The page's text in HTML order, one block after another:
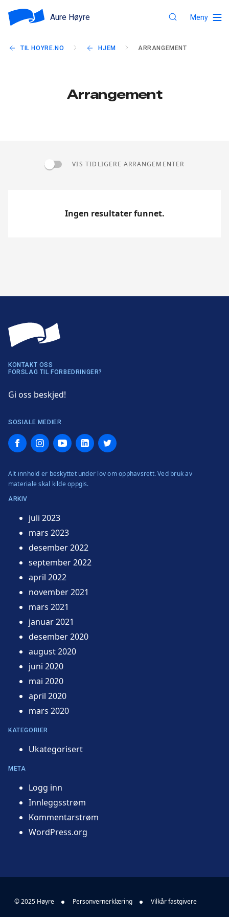
Aure Høyre Meny
TIL HOYRE.NO HJEM ARRANGEMENT
Arrangement
VIS TIDLIGERE ARRANGEMENTER
Ingen resultater funnet.
KONTAKT OSS
FORSLAG TIL FORBEDRINGER?
Gi oss beskjed!
SOSIALE MEDIER
FacebookInstagramYouTubeLinkedInTwitter
Alt innhold er beskyttet under lov om opphavsrett. Ved bruk av
materiale skal kilde oppgis.
ARKIV
juli 2023
mars 2023
desember 2022
september 2022
april 2022
november 2021
mars 2021
januar 2021
desember 2020
august 2020
juni 2020
mai 2020
april 2020
mars 2020
KATEGORIER
Ukategorisert
META
Logg inn
Innleggsstrøm
Kommentarstrøm
WordPress.org
© 2025 Høyre Personvernerklæring Vilkår fastgivere